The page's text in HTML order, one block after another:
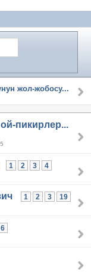
жол-жобосу...
пикирлер...
1 2 3 4
1 2 3 19
6